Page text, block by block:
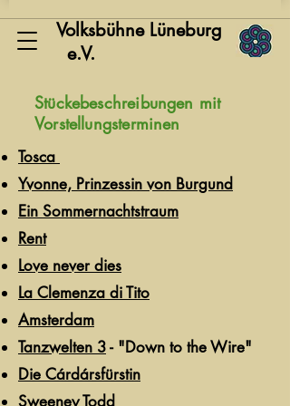
Volksbühne Lüneburg
e.V.
Stückebeschreibungen mit
Vorstellungsterminen
Tosca
Yvonne, Prinzessin von Burgund
Ein Sommernachtstraum
Rent
Love never dies
La Clemenza di Tito
Amsterdam
Tanzwelten 3- "Down to the Wire"
Die Cárdársfürstin
Sweeney Todd